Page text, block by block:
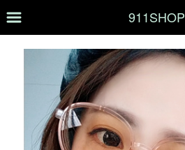
911SHOP